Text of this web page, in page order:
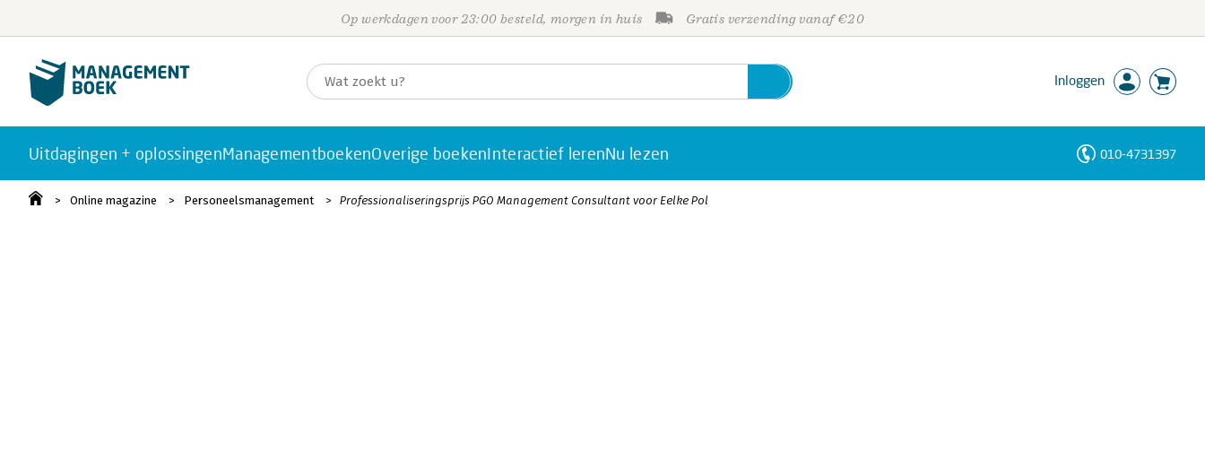
Op werkdagen voor 23:00 besteld, morgen in huis Gratis verzending vanaf €20
Inloggen
Uitdagingen + oplossingenManagementboekenOverige boekenInteractief lerenNu lezen 010-4731397
Online magazine Personeelsmanagement Professionaliseringsprijs PGO Management Consultant voor Eelke Pol
Personen